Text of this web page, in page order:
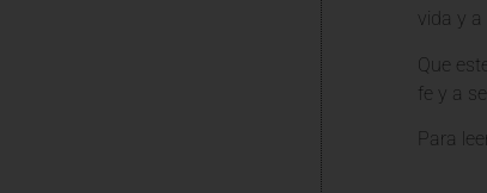
vida y
Que
fe y a
Para